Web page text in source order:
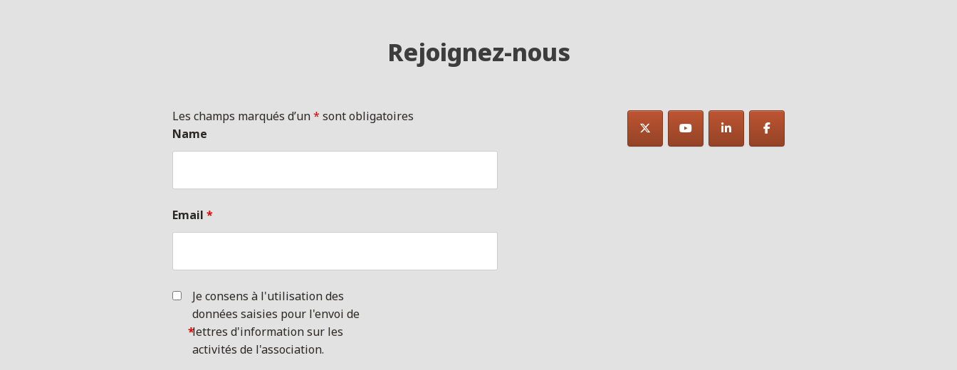
Rejoignez-nous
Les champs marqués d’un*sont obligatoires
Name
Email*
*
Je consens à l'utilisation des
données saisies pour l'envoi de
lettres d'information sur les
activités de l'association.